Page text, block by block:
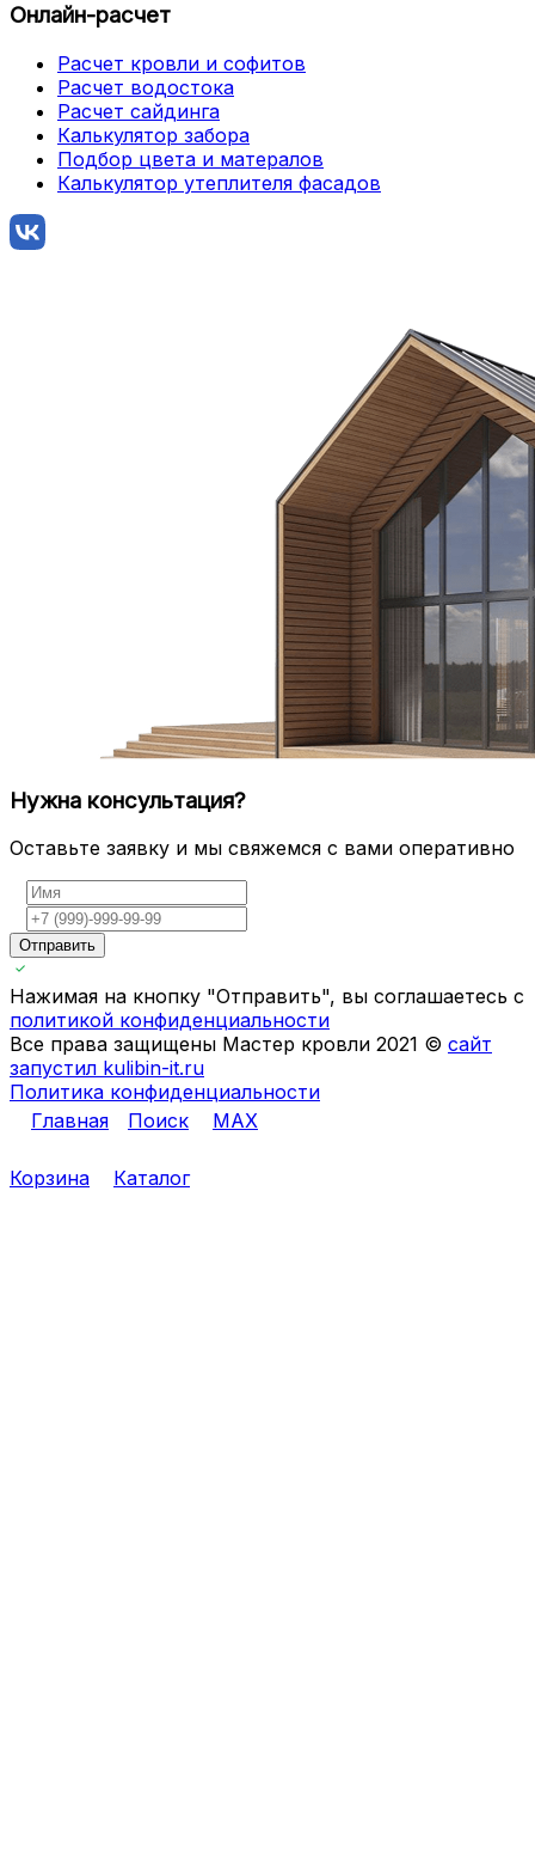
Онлайн-расчет
Расчет кровли и софитов
Расчет водостока
Расчет сайдинга
Калькулятор забора
Подбор цвета и матералов
Калькулятор утеплителя фасадов
Нужна консультация?
Оставьте заявку и мы свяжемся с вами оперативно
Отправить
Нажимая на кнопку "Отправить", вы соглашаетесь с
политикой конфиденциальности
Все права защищены Мастер кровли 2021 © сайт
запустил kulibin-it.ru
Политика конфиденциальности
Главная
Поиск MAX
Корзина Каталог